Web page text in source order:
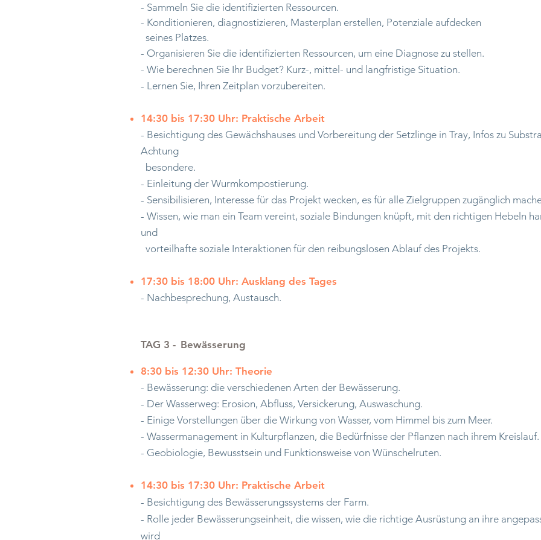
- Sammeln Sie die identifizierten Ressourcen.
- Konditionieren, diagnostizieren, Masterplan erstellen, Potenziale aufdecken
seines Platzes.
- Organisieren Sie die identifizierten Ressourcen, um eine Diagnose zu stellen.
- Wie berechnen Sie Ihr Budget? Kurz-, mittel- und langfristige Situation.
- Lernen Sie, Ihren Zeitplan vorzubereiten.
14:30 bis 17:30 Uhr: Praktische Arbeit
- Besichtigung des Gewächshauses und Vorbereitung der Setzlinge in Tray, Infos zu
Achtung
besondere.
- Einleitung der Wurmkompostierung.
- Sensibilisieren, Interesse für das Projekt wecken, es für alle Zielgruppen zugänglich
- Wissen, wie man ein Team vereint, soziale Bindungen knüpft, mit den richtigen Hebeln
und
vorteilhafte soziale Interaktionen für den reibungslosen Ablauf des Projekts.
17:30 bis 18:00 Uhr: Ausklang des Tages
- Nachbesprechung, Austausch.
TAG 3 - Bewässerung
8:30 bis 12:30 Uhr: Theorie
- Bewässerung: die verschiedenen Arten der Bewässerung.
- Der Wasserweg: Erosion, Abfluss, Versickerung, Auswaschung.
- Einige Vorstellungen über die Wirkung von Wasser, vom Himmel bis zum Meer.
- Wassermanagement in Kulturpflanzen, die Bedürfnisse der Pflanzen nach ihrem Kreislauf.
- Geobiologie, Bewusstsein und Funktionsweise von Wünschelruten.
14:30 bis 17:30 Uhr: Praktische Arbeit
- Besichtigung des Bewässerungssystems der Farm.
- Rolle jeder Bewässerungseinheit, die wissen, wie die richtige Ausrüstung an ihre
wird